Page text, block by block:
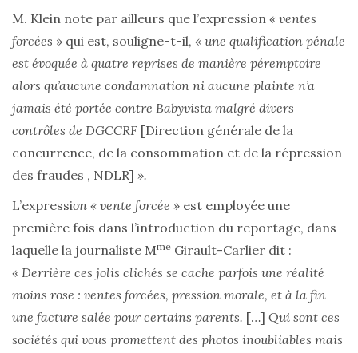
M. Klein note par ailleurs que l’expression « ventes
forcées » qui est, souligne-t-il, « une qualification pénale
est évoquée à quatre reprises de manière péremptoire
alors qu’aucune condamnation ni aucune plainte n’a
jamais été portée contre Babyvista malgré divers
contrôles de DGCCRF [Direction générale de la
concurrence, de la consommation et de la répression
des fraudes , NDLR] ».
L’expression « vente forcée » est employée une
première fois dans l’introduction du reportage, dans
laquelle la journaliste Mme Girault-Carlier dit :
« Derrière ces jolis clichés se cache parfois une réalité
moins rose : ventes forcées, pression morale, et à la fin
une facture salée pour certains parents. […] Qui sont ces
sociétés qui vous promettent des photos inoubliables mais